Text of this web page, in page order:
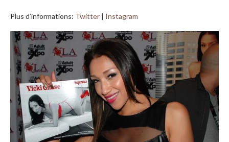
Plus d’informations: Twitter | Instagram